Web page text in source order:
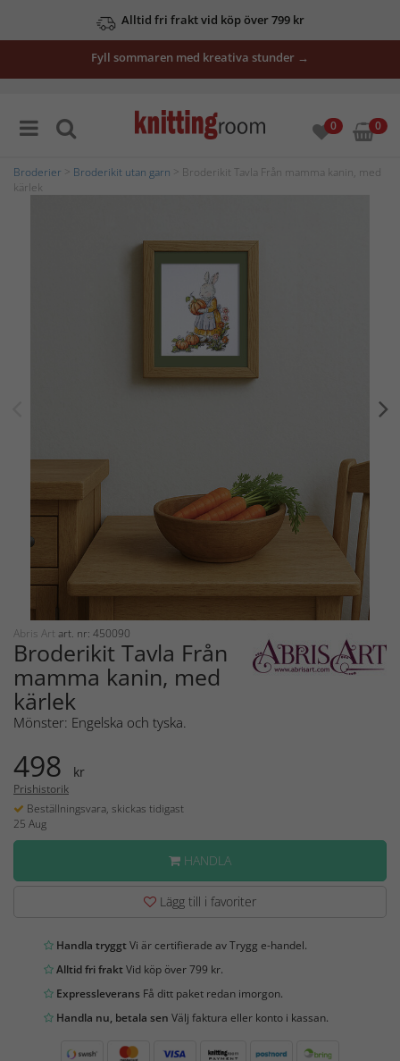
Alltid fri frakt vid köp över 799 kr
Fyll sommaren med kreativa stunder →
0 0
Broderier Broderikit utan garn > Broderikit Tavla Från mamma kanin, med
kärlek
Abris Art art. nr: 450090
Broderikit Tavla Från
mamma kanin, med
kärlek
Mönster: Engelska och tyska.
498 kr
Prishistorik
Beställningsvara, skickas tidigast
25 Aug
HANDLA
Lägg till i favoriter
Handla tryggtVi är certifierade av Trygg e-handel.
Alltid fri fraktVid köp över 799 kr.
Expressleverans Få ditt paket redan imorgon.
Handla nu, betala sen Välj faktura eller konto i kassan.